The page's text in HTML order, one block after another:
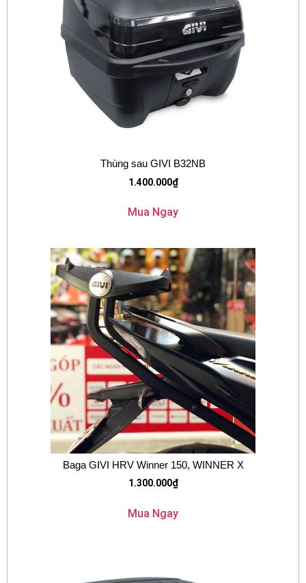
Thùng sau GIVI B32NB
1.400.000₫
Mua Ngay
Baga GIVI HRV Winner 150, WINNER X
1.300.000₫
Mua Ngay